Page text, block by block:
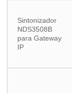
Sintonizador
NDS3508B
para Gateway
IP